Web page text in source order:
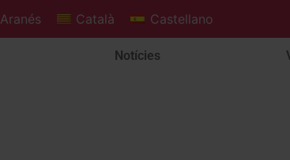
Aranés Català Castellano
Notícies